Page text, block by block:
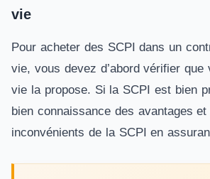
vie
Pour acheter des SCPI dans un
vie, vous devez d’abord vérifier que
vie la propose. Si la SCPI est bien
bien connaissance des avantages et
inconvénients de la SCPI en